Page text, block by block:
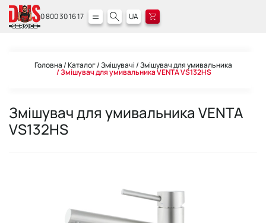
0 800 30 16 17 UA
Головна Каталог Змішувачі Змішувач для умивальника
Змішувач для умивальника VENTA VS132HS
Змішувач для умивальника VENTA
VS132HS